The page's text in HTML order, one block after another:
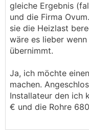
Weil wenn du dir
Wärmequelle
nicht denRGK
mit den frei
einen
Hersteller-
Es gibt auch viele
kommst du mit
macht dir diesen
gleiche Ergebnis
und die Firma
sie die Heizlast
wäre es lieber
übernimmt.
Ja, ich möchte
machen.
Installateur den ich
€ und die Rohre